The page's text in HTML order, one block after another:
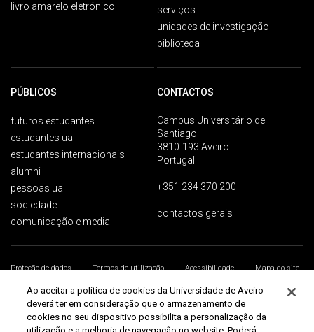
livro amarelo eletrónico
serviços
unidades de investigação
biblioteca
PÚBLICOS
futuros estudantes
estudantes ua
estudantes internacionais
alumni
pessoas ua
sociedade
comunicação e media
CONTACTOS
Campus Universitário de
Santiago
3810-193 Aveiro
Portugal
+351 234 370 200
contactos gerais
Proteção de dados Termos de utilização Acessibilidade
Mapa do site
Universidade de Aveiro 2026
Ao aceitar a política de cookies da Universidade de Aveiro
deverá ter em consideração que o armazenamento de
cookies no seu dispositivo possibilita a personalização da